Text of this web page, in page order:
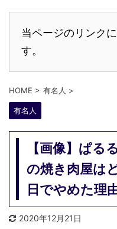
当ページのリンク
す。
HOME > 有名人 >
有名人
【画像】ぱる
の焼き肉屋は
日でやめた理
2020年12月21日